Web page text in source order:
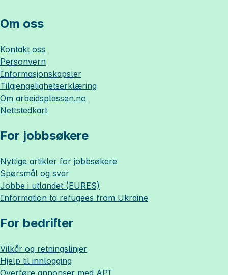
Om oss
Kontakt oss
Personvern
Informasjonskapsler
Tilgjengelighetserklæring
Om arbeidsplassen.no
Nettstedkart
For jobbsøkere
Nyttige artikler for jobbsøkere
Spørsmål og svar
Jobbe i utlandet (EURES)
Information to refugees from Ukraine
For bedrifter
Vilkår og retningslinjer
Hjelp til innlogging
Overføre annonser med API